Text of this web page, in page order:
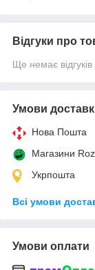
Відгуки про
Ще немає
Умови
Нова Пошта
Магазини
Укрпошта
Всі умови
Умови оплати